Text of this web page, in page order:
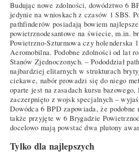
Budując nowe zdolności, dowództwo 6
jedynie na wnioskach z czasów 1 SBS.
pathfinderów posiadają bowiem
powietrznodesantowe na świecie, m.in.
Powietrzno-Szturmowa czy holenderska
Aeromobilna. Podobne zdolności od lat
Stanów Zjednoczonych. – Pododdział
najbardziej elitarnych w strukturach
ciekawe, nabór prowadzi się do niego
oparte jest na zasadach kursu bazowego,
zaczerpnięto z wojsk specjalnych –
Dowódca 6 BPD zapowiada, że podobne
także przyjęte w 6 Brygadzie
docelowo mają powstać dwa plutony
Tylko dla najlepszych